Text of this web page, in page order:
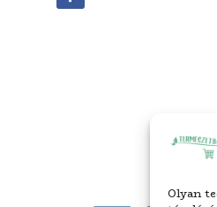
Olyan